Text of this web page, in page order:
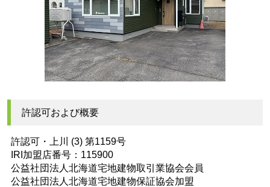
許認可および概要
許認可・上川 (3) 第1159号
IRI加盟店番号：115900
公益社団法人北海道宅地建物取引業協会会員
公益社団法人北海道宅地建物保証協会加盟